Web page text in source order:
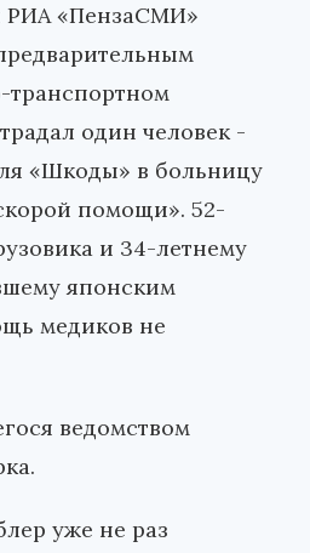
РИА «ПензаСМИ»
один человек -
«Шкоды» в больницу
помощи». 52-
и 34-летнему
японским
медиков не
ведомством
уже не раз